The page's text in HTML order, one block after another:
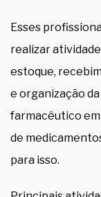
Esses
realizar
estoque,
e organização
farmacêutico em
de
para isso.